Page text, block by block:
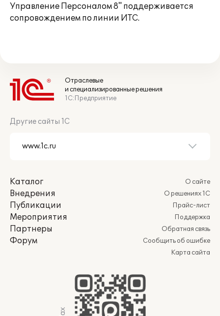
Управление Персоналом 8" поддерживается
сопровождением по линии ИТС.
Отраслевые
и специализированные решения
1С:Предприятие
Другие сайты 1С
Каталог
Внедрения
Публикации
Мероприятия
Партнеры
Форум
О сайте
О решениях 1С
Прайс-лист
Поддержка
Обратная связь
Сообщить об ошибке
Карта сайта